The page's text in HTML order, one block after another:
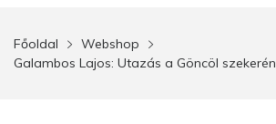
Főoldal
Webshop
Galambos Lajos: Utazás a Göncöl szekerén